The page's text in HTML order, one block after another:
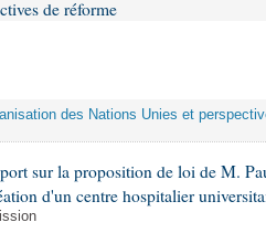
de réforme
des Nations Unies et
sur la proposition de loi de M.
d'un centre hospitalier